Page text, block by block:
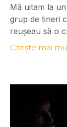
Mă uitam la
grup de tineri
reușeau să o
seama, mi s-
este diferit,
Citește mai